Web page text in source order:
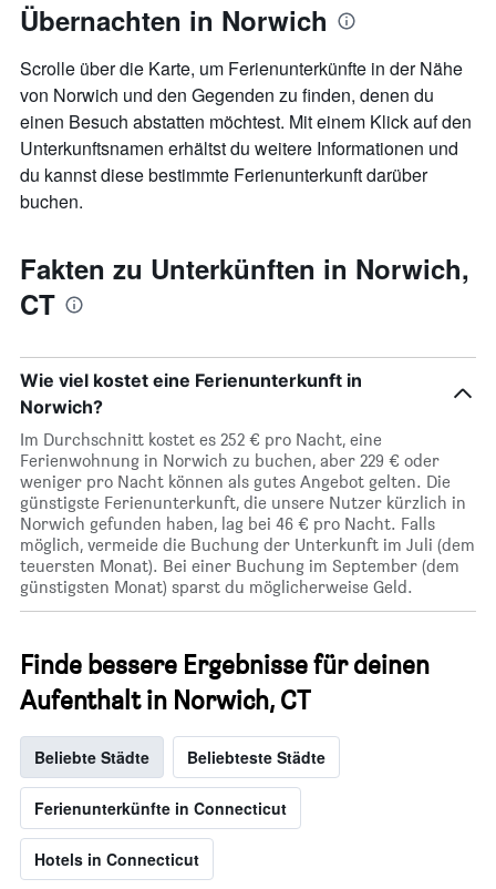
Übernachten in Norwich
Scrolle über die Karte, um Ferienunterkünfte in der Nähe
von Norwich und den Gegenden zu finden, denen du
einen Besuch abstatten möchtest. Mit einem Klick auf den
Unterkunftsnamen erhältst du weitere Informationen und
du kannst diese bestimmte Ferienunterkunft darüber
buchen.
Fakten zu Unterkünften in Norwich,
CT
Wie viel kostet eine Ferienunterkunft in
Norwich?
Im Durchschnitt kostet es 252 € pro Nacht, eine
Ferienwohnung in Norwich zu buchen, aber 229 € oder
weniger pro Nacht können als gutes Angebot gelten. Die
günstigste Ferienunterkunft, die unsere Nutzer kürzlich in
Norwich gefunden haben, lag bei 46 € pro Nacht. Falls
möglich, vermeide die Buchung der Unterkunft im Juli (dem
teuersten Monat). Bei einer Buchung im September (dem
günstigsten Monat) sparst du möglicherweise Geld.
Finde bessere Ergebnisse für deinen
Aufenthalt in Norwich, CT
Beliebte Städte Beliebteste Städte
Ferienunterkünfte in Connecticut
Hotels in Connecticut